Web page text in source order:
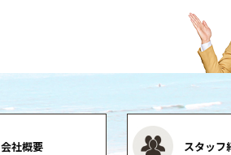
会社概要 スタッフ